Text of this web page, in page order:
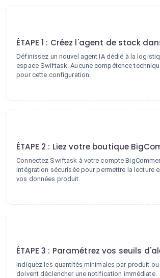
ÉTAPE 1 : Créez l'agent de stock
Définissez un nouvel agent IA dédié à la
espace Swiftask. Aucune compétence
pour cette configuration.
ÉTAPE 2 : Liez votre boutique
Connectez Swiftask à votre compte
intégration sécurisée pour permettre la lecture
vos données produit.
ÉTAPE 3 : Paramétrez vos seuils
Indiquez les quantités minimales par produit
doivent déclencher une notification immédiate.